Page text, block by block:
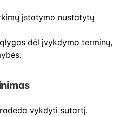
įstatymo nustatytų
dėl įvykdymo terminų,
vykdyti sutartį.